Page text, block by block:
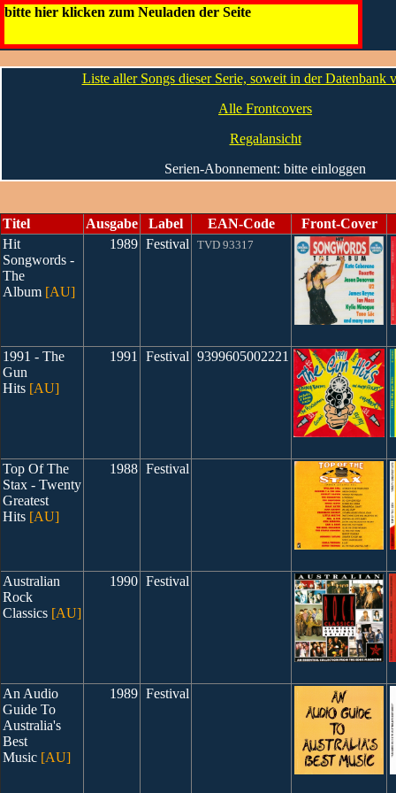
bitte hier klicken zum Neuladen der Seite
Diverse (Festival Records Australien)
Liste aller Songs dieser Serie, soweit in der Datenbank
Alle Frontcovers
Regalansicht
Serien-Abonnement: bitte einloggen
Titel Ausgabe Label EAN-Code
Front-Cover
Hit
Songwords -
The
Album [AU]
1989 Festival TVD 93317
1991 - The
Gun
Hits [AU]
1991 Festival 9399605002221
Top Of The
Stax - Twenty
Greatest
Hits [AU]
1988 Festival
Australian
Rock
Classics [AU]
1990 Festival
An Audio
Guide To
Australia's
Best
Music [AU]
1989 Festival